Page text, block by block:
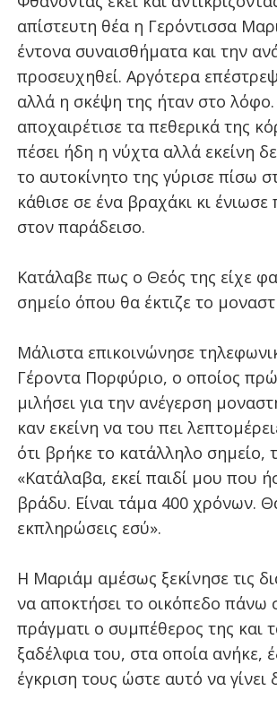
απίστευτη θέα η Γερόντισσα
έντονα συναισθήματα και την
προσευχηθεί. Αργότερα
αλλά η σκέψη της ήταν στο
αποχαιρέτισε τα πεθερικά της
πέσει ήδη η νύχτα αλλά εκείνη
το αυτοκίνητο της γύρισε πίσω
κάθισε σε ένα βραχάκι κι
στον παράδεισο.
Κατάλαβε πως ο Θεός της είχε
σημείο όπου θα έκτιζε το
Μάλιστα επικοινώνησε
Γέροντα Πορφύριο, ο οποίος
μιλήσει για την ανέγερση
καν εκείνη να του πει
ότι βρήκε το κατάλληλο σημείο,
«Κατάλαβα, εκεί παιδί μου που
βράδυ. Είναι τάμα 400 χρόνων.
εκπληρώσεις εσύ».
Η Μαριάμ αμέσως ξεκίνησε τις
να αποκτήσει το οικόπεδο πάνω
πράγματι ο συμπέθερος της και
ξαδέλφια του, στα οποία ανήκε,
έγκριση τους ώστε αυτό να γίνει